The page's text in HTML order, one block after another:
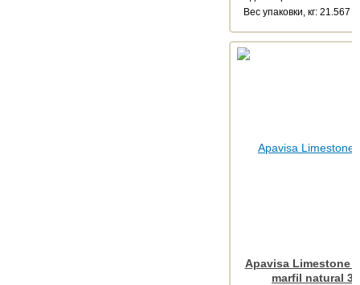
Веc упаковки, кг: 21.567
Apavisa Limestone
marfil natural